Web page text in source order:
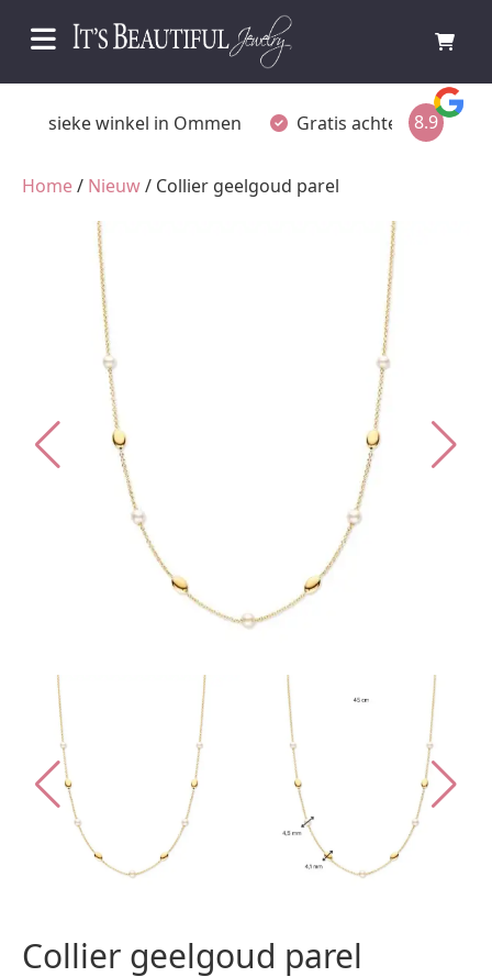
Fysieke winkel in Ommen Gratis achteraf betalen
8.9
Home/ Nieuw/ Collier geelgoud parel
Collier geelgoud parel